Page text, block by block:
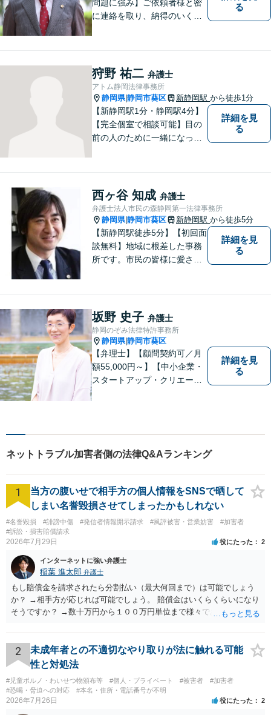
問題に強み】ご依頼者様と密
に連絡を取り、納得のいく解
的に行っております。お困り
でしたら、お気軽にご相談く
ださい！
る
狩野 祐二 弁護士
アトム静岡法律事務所
静岡県|静岡市葵区 新静岡駅 から徒歩1分
【新静岡駅1分・静岡駅4分】
【完全個室で相談可能】目の
前の人のために一緒になって
のコミュニケーションを尊重
し、常に最善を尽くすことを
お約束します。 ぜひご相談く
ださい。
詳細を見
る
西ヶ谷 知成 弁護士
弁護士法人市民の森静岡第一法律事務所
静岡県|静岡市葵区 新静岡駅 から徒歩5分
【新静岡駅徒歩5分】【初回面
談無料】地域に根差した事務
所です。市民の皆様に愛され
軽にご連絡ください。
詳細を見
る
坂野 史子 弁護士
静岡のぞみ法律特許事務所
静岡県|静岡市葵区
【弁理士】【顧問契約可／月
額55,000円～】【中小企業・
スタートアップ・クリエータ
標、著作権、不正競争防止法
ーガルフォースの高精度契約
書チェック」
詳細を見
る
ネットトラブル加害者側の法律Q&Aランキング
1
当方の腹いせで相手方の個人情報をSNSで晒して
しまい名誉毀損させてしまったかもしれない
#名誉毀損 #誹謗中傷 #発信者情報開示請求 #風評被害・営業妨害
#加害者
#訴訟・損害賠償請求
2026年7月29日 役にたった 2
インターネットに強い弁護士
稲葉 進太郎 弁護士
もし賠償金を請求されたら分割払い（最大何回まで）は可能でしょう
か？ →相手方が応じれば可能でしょう。 賠償金はいくらくらいになり
そうですか？ →数十万円から１００万円単位まで様々であり、不明で
渉が行われ、双方合意に至れば支払が開始され、決裂して相手方が訴
訟提起を選択すれば訴訟の中で解決がなされる流れが通常です。
2
未成年者との不適切なやり取りが法に触れる可能
性と対処法
#児童ポルノ・わいせつ物頒布等 #個人・プライベート #被害者
#加害者
#恐喝・脅迫への対応
#本名・住所・電話番号が不明
2026年7月26日 役にたった 2